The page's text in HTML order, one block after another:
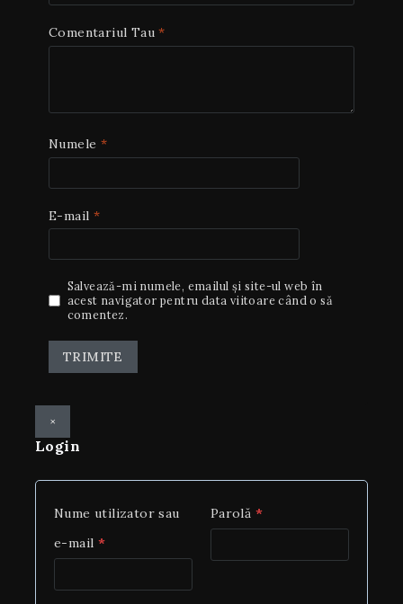
Comentariul Tau*
Numele *
E-mail *
Salvează-mi numele, emailul și site-ul web în
acest navigator pentru data viitoare când o să
comentez.
×
Login
Nume utilizator sau
e-mail *
Parolă *